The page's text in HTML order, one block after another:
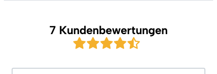
7 Kundenbewertungen